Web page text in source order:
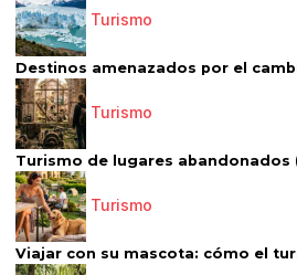
Turismo
Destinos amenazados por el
Turismo
Turismo de lugares abandonados
Turismo
Viajar con su mascota: cómo el